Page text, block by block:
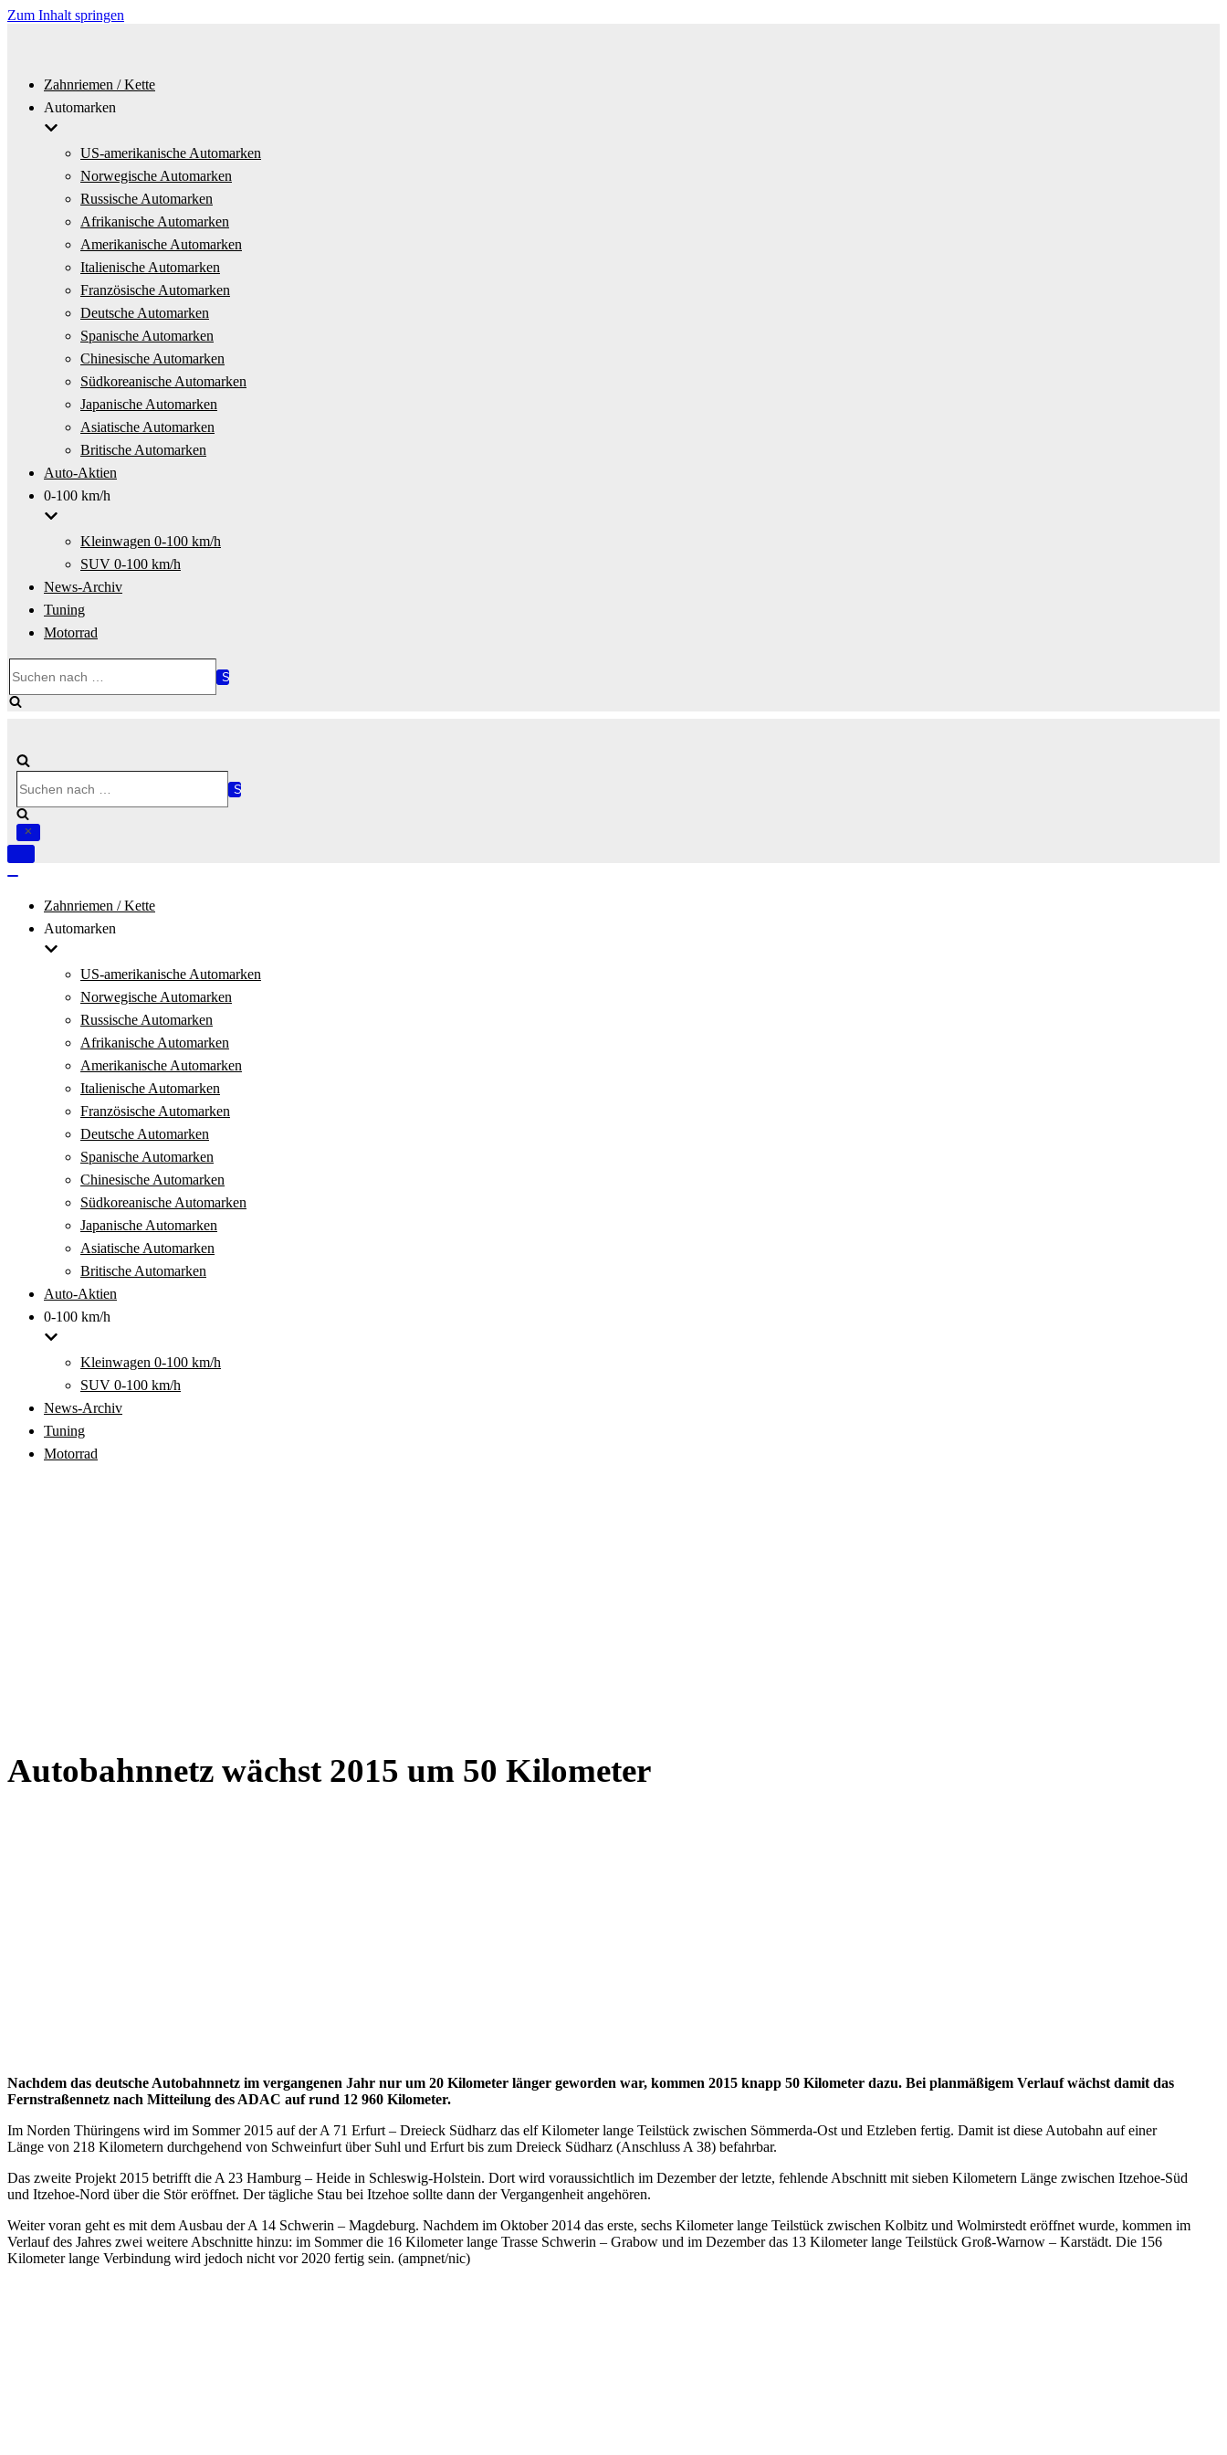
Zum Inhalt springen
Zahnriemen / Kette
Automarken
US-amerikanische Automarken
Norwegische Automarken
Russische Automarken
Afrikanische Automarken
Amerikanische Automarken
Italienische Automarken
Französische Automarken
Deutsche Automarken
Spanische Automarken
Chinesische Automarken
Südkoreanische Automarken
Japanische Automarken
Asiatische Automarken
Britische Automarken
Auto-Aktien
0-100 km/h
Kleinwagen 0-100 km/h
SUV 0-100 km/h
News-Archiv
Tuning
Motorrad
nach …
nach …
Navigation
Zahnriemen / Kette
Automarken
US-amerikanische Automarken
Norwegische Automarken
Russische Automarken
Afrikanische Automarken
Amerikanische Automarken
Italienische Automarken
Französische Automarken
Deutsche Automarken
Spanische Automarken
Chinesische Automarken
Südkoreanische Automarken
Japanische Automarken
Asiatische Automarken
Britische Automarken
Auto-Aktien
0-100 km/h
Kleinwagen 0-100 km/h
SUV 0-100 km/h
News-Archiv
Tuning
Motorrad
Autobahnnetz wächst 2015 um 50 Kilometer
Nachdem das deutsche Autobahnnetz im vergangenen Jahr nur um 20 Kilometer länger geworden war, kommen 2015 knapp 50 Kilometer dazu. Bei planmäßigem Verlauf wächst damit das
Fernstraßennetz nach Mitteilung des ADAC auf rund 12 960 Kilometer.
Im Norden Thüringens wird im Sommer 2015 auf der A 71 Erfurt – Dreieck Südharz das elf Kilometer lange Teilstück zwischen Sömmerda-Ost und Etzleben fertig. Damit ist diese Autobahn auf einer
Länge von 218 Kilometern durchgehend von Schweinfurt über Suhl und Erfurt bis zum Dreieck Südharz (Anschluss A 38) befahrbar.
Das zweite Projekt 2015 betrifft die A 23 Hamburg – Heide in Schleswig-Holstein. Dort wird voraussichtlich im Dezember der letzte, fehlende Abschnitt mit sieben Kilometern Länge zwischen Itzehoe-Süd
und Itzehoe-Nord über die Stör eröffnet. Der tägliche Stau bei Itzehoe sollte dann der Vergangenheit angehören.
Weiter voran geht es mit dem Ausbau der A 14 Schwerin – Magdeburg. Nachdem im Oktober 2014 das erste, sechs Kilometer lange Teilstück zwischen Kolbitz und Wolmirstedt eröffnet wurde, kommen im
Verlauf des Jahres zwei weitere Abschnitte hinzu: im Sommer die 16 Kilometer lange Trasse Schwerin – Grabow und im Dezember das 13 Kilometer lange Teilstück Groß-Warnow – Karstädt. Die 156
Kilometer lange Verbindung wird jedoch nicht vor 2020 fertig sein. (ampnet/nic)